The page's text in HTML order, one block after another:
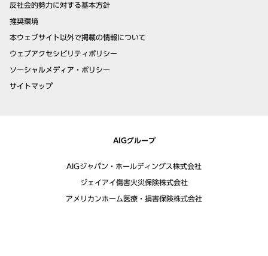
反社会的勢力に対する基本方針
推奨環境
本ウェブサイト以外で掲載の情報について
ウェブアクセシビリティポリシー
ソーシャルメディア・ポリシー
サイトマップ
AIGグループ
AIGジャパン・ホールディングス株式会社
ジェイアイ傷害火災保険株式会社
アメリカンホーム医療・損害保険株式会社